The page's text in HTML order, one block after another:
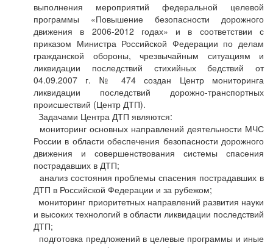
выполнения мероприятий федеральной целевой
программы «Повышение безопасности дорожного
движения в 2006-2012 годах» и в соответствии с
приказом Министра Российской Федерации по делам
гражданской обороны, чрезвычайным ситуациям и
ликвидации последствий стихийных бедствий от
04.09.2007 г. № 474 создан Центр мониторинга
ликвидации последствий дорожно-транспортных
происшествий (Центр ДТП).
Задачами Центра ДТП являются:
мониторинг основных направлений деятельности МЧС
России в области обеспечения безопасности дорожного
движения и совершенствования системы спасения
пострадавших в ДТП;
анализ состояния проблемы спасения пострадавших в
ДТП в Российской Федерации и за рубежом;
мониторинг приоритетных направлений развития науки
и высоких технологий в области ликвидации последствий
ДТП;
подготовка предложений в целевые программы и иные